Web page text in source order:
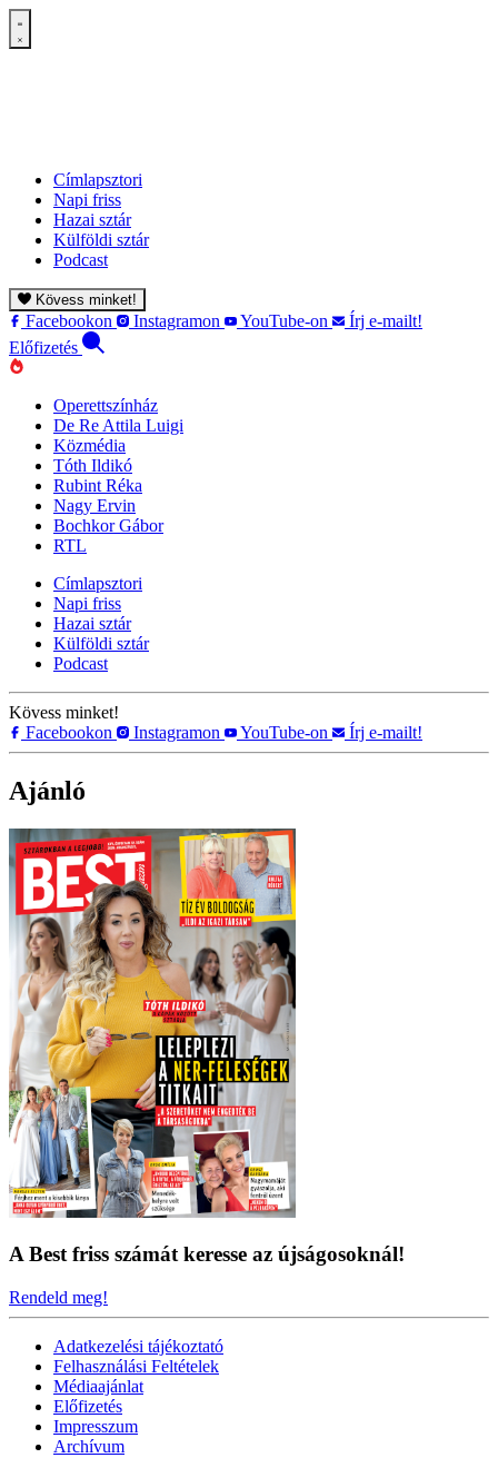
Címlapsztori
Napi friss
Hazai sztár
Külföldi sztár
Podcast
Kövess minket!
Facebookon Instagramon YouTube-on
Írj e-mailt!
Előfizetés
Operettszínház
De Re Attila Luigi
Közmédia
Tóth Ildikó
Rubint Réka
Nagy Ervin
Bochkor Gábor
RTL
Címlapsztori
Napi friss
Hazai sztár
Külföldi sztár
Podcast
Kövess minket!
Facebookon
Instagramon YouTube-on Írj e-mailt!
Ajánló
A Best friss számát keresse az újságosoknál!
Rendeld meg!
Adatkezelési tájékoztató
Felhasználási Feltételek
Médiaajánlat
Előfizetés
Impresszum
Archívum